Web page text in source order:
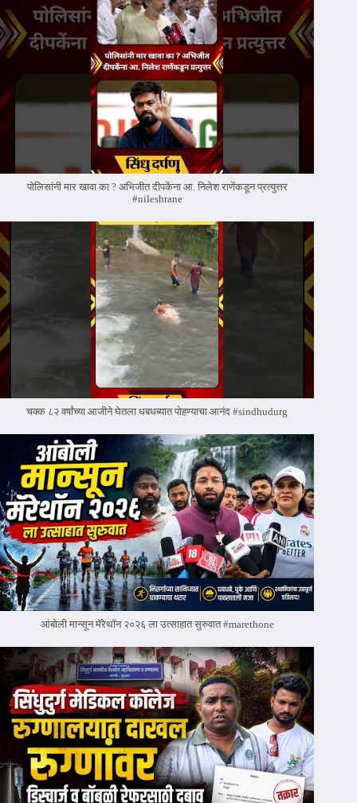
पोलिसांनी मार खावा का ? अभिजीत दीपकेंना आ. निलेश राणेंकडून प्रत्युत्तर
#nileshrane
चक्क ८२ वर्षांच्या आजीने घेतला धबधब्यात पोहण्याचा आनंद #sindhudurg
आंबोली मान्सून मॅरेथॉन २०२६ ला उत्साहात सुरुवात #marethone